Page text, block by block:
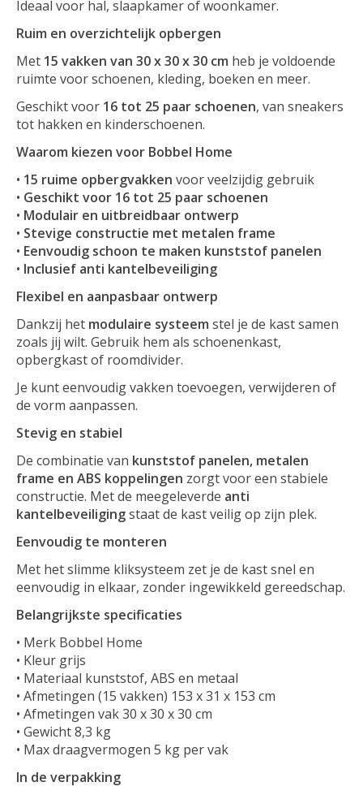
Ideaal voor hal, slaapkamer of woonkamer.
Ruim en overzichtelijk opbergen
Met 15 vakken van 30 x 30 x 30 cm heb je voldoende
ruimte voor schoenen, kleding, boeken en meer.
Geschikt voor 16 tot 25 paar schoenen, van sneakers
tot hakken en kinderschoenen.
Waarom kiezen voor Bobbel Home
• 15 ruime opbergvakken voor veelzijdig gebruik
• Geschikt voor 16 tot 25 paar schoenen
• Modulair en uitbreidbaar ontwerp
• Stevige constructie met metalen frame
• Eenvoudig schoon te maken kunststof panelen
• Inclusief anti kantelbeveiliging
Flexibel en aanpasbaar ontwerp
Dankzij het modulaire systeem stel je de kast samen
zoals jij wilt. Gebruik hem als schoenenkast,
opbergkast of roomdivider.
Je kunt eenvoudig vakken toevoegen, verwijderen of
de vorm aanpassen.
Stevig en stabiel
De combinatie van kunststof panelen, metalen
frame en ABS koppelingen zorgt voor een stabiele
constructie. Met de meegeleverde anti
kantelbeveiligingstaat de kast veilig op zijn plek.
Eenvoudig te monteren
Met het slimme kliksysteem zet je de kast snel en
eenvoudig in elkaar, zonder ingewikkeld gereedschap.
Belangrijkste specificaties
• Merk Bobbel Home
• Kleur grijs
• Materiaal kunststof, ABS en metaal
• Afmetingen (15 vakken) 153 x 31 x 153 cm
• Afmetingen vak 30 x 30 x 30 cm
• Gewicht 8,3 kg
• Max draagvermogen 5 kg per vak
In de verpakking